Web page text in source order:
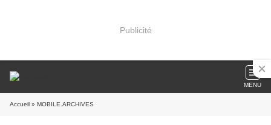
Publicité
MENU
Accueil » MOBILE.ARCHIVES